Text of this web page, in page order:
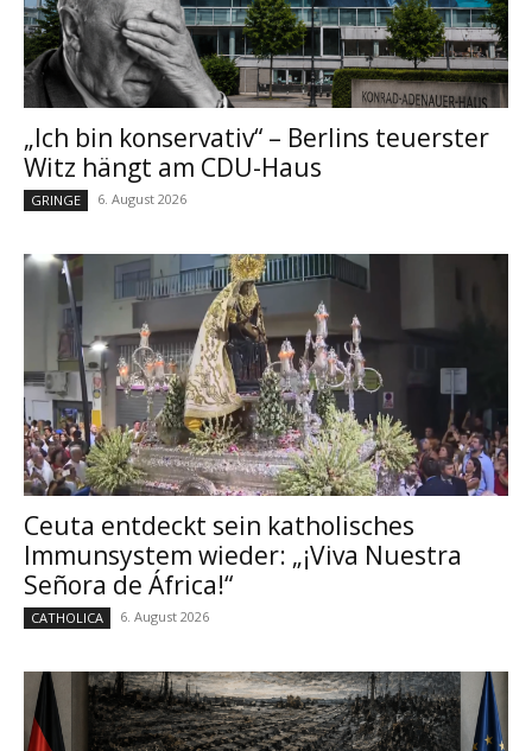
„Ich bin konservativ“ – Berlins teuerster
Witz hängt am CDU-Haus
GRINGE 6. August 2026
Ceuta entdeckt sein katholisches
Immunsystem wieder: „¡Viva Nuestra
Señora de África!“
CATHOLICA 6. August 2026